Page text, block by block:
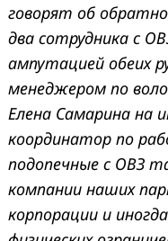
говорят об
два сотрудника с
ампутацией обеих
менеджером по
Елена Самарина на
координатор по
подопечные с ОВЗ
компании наших
корпорации и